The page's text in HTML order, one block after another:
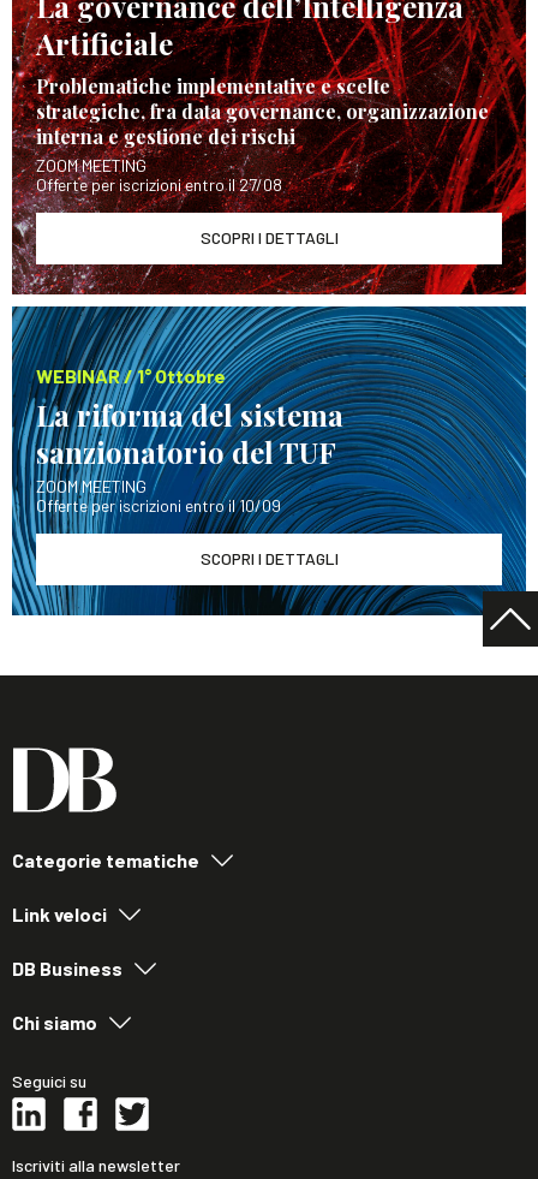
Artificiale
Problematiche implementative e scelte
strategiche, fra data governance, organizzazione
interna e gestione dei rischi
ZOOM MEETING
Offerte per iscrizioni entro il 27/08
SCOPRI I DETTAGLI
WEBINAR / 1° Ottobre
La riforma del sistema
sanzionatorio del TUF
ZOOM MEETING
Offerte per iscrizioni entro il 10/09
SCOPRI I DETTAGLI
Categorie tematiche
Link veloci
DB Business
Chi siamo
Seguici su
Iscriviti alla newsletter